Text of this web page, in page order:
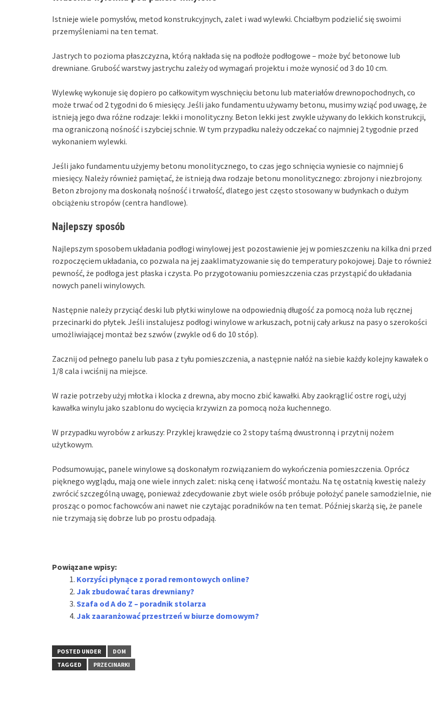
Istnieje wiele pomysłów, metod konstrukcyjnych, zalet i wad wylewki. Chciałbym podzielić się swoimi
przemyśleniami na ten temat.
Jastrych to pozioma płaszczyzna, którą nakłada się na podłoże podłogowe – może być betonowe lub
drewniane. Grubość warstwy jastrychu zależy od wymagań projektu i może wynosić od 3 do 10 cm.
Wylewkę wykonuje się dopiero po całkowitym wyschnięciu betonu lub materiałów drewnopochodnych, co
może trwać od 2 tygodni do 6 miesięcy. Jeśli jako fundamentu używamy betonu, musimy wziąć pod uwagę, że
istnieją jego dwa różne rodzaje: lekki i monolityczny. Beton lekki jest zwykle używany do lekkich konstrukcji,
ma ograniczoną nośność i szybciej schnie. W tym przypadku należy odczekać co najmniej 2 tygodnie przed
wykonaniem wylewki.
Jeśli jako fundamentu użyjemy betonu monolitycznego, to czas jego schnięcia wyniesie co najmniej 6
miesięcy. Należy również pamiętać, że istnieją dwa rodzaje betonu monolitycznego: zbrojony i niezbrojony.
Beton zbrojony ma doskonałą nośność i trwałość, dlatego jest często stosowany w budynkach o dużym
obciążeniu stropów (centra handlowe).
Najlepszy sposób
Najlepszym sposobem układania podłogi winylowej jest pozostawienie jej w pomieszczeniu na kilka dni przed
rozpoczęciem układania, co pozwala na jej zaaklimatyzowanie się do temperatury pokojowej. Daje to również
pewność, że podłoga jest płaska i czysta. Po przygotowaniu pomieszczenia czas przystąpić do układania
nowych paneli winylowych.
Następnie należy przyciąć deski lub płytki winylowe na odpowiednią długość za pomocą noża lub ręcznej
przecinarki do płytek. Jeśli instalujesz podłogi winylowe w arkuszach, potnij cały arkusz na pasy o szerokości
umożliwiającej montaż bez szwów (zwykle od 6 do 10 stóp).
Zacznij od pełnego panelu lub pasa z tyłu pomieszczenia, a następnie nałóż na siebie każdy kolejny kawałek o
1/8 cala i wciśnij na miejsce.
W razie potrzeby użyj młotka i klocka z drewna, aby mocno zbić kawałki. Aby zaokrąglić ostre rogi, użyj
kawałka winylu jako szablonu do wycięcia krzywizn za pomocą noża kuchennego.
W przypadku wyrobów z arkuszy: Przyklej krawędzie co 2 stopy taśmą dwustronną i przytnij nożem
użytkowym.
Podsumowując, panele winylowe są doskonałym rozwiązaniem do wykończenia pomieszczenia. Oprócz
pięknego wyglądu, mają one wiele innych zalet: niską cenę i łatwość montażu. Na tę ostatnią kwestię należy
zwrócić szczególną uwagę, ponieważ zdecydowanie zbyt wiele osób próbuje położyć panele samodzielnie, nie
prosząc o pomoc fachowców ani nawet nie czytając poradników na ten temat. Później skarżą się, że panele
nie trzymają się dobrze lub po prostu odpadają.
Powiązane wpisy:
Korzyści płynące z porad remontowych online?
Jak zbudować taras drewniany?
Szafa od A do Z – poradnik stolarza
Jak zaaranżować przestrzeń w biurze domowym?
POSTED UNDER
DOM
TAGGED
PRZECINARKI